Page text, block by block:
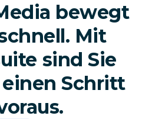
bewegt
Mit
sind Sie
Schritt